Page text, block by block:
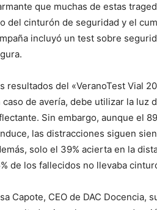
que muchas de estas
del cinturón de seguridad y el
incluyó un test sobre
resultados del «VeranoTest Vial
caso de avería, debe utilizar la luz
Sin embargo, aunque el
las distracciones siguen
solo el 39% acierta en la
de los fallecidos no llevaba
Capote, CEO de DAC Docencia,